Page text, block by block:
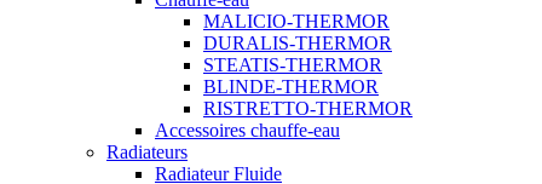
MALICIO-THERMOR
DURALIS-THERMOR
STEATIS-THERMOR
BLINDE-THERMOR
RISTRETTO-THERMOR
Accessoires chauffe-eau
Radiateurs
Radiateur Fluide